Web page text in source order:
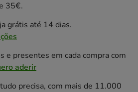
35€.
grátis até 14 dias.
e presentes em cada compra com
aderir
precisa, com mais de 11.000